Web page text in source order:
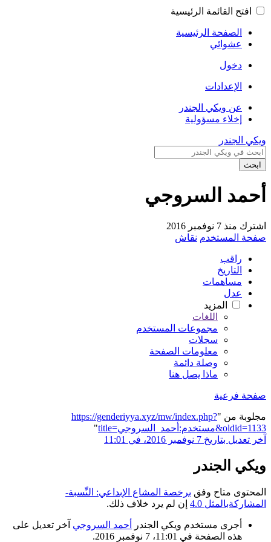
افتح القائمة الرئيسية
الصفحة الرئيسية
عشوائي
دخول
الإعدادات
عن ويكي الجندر
إخلاء مسؤولية
ويكي الجندر
ابحث
أحمد السروجي
اشترك منذ 7 نوفمبر 2016
صفحة المستخدم نقاش
راقب
التاريخ
مساهمات
عدل
المزيد
اللغات
مجموعات المستخدم
سجلات
معلومات الصفحة
وصلة دائمة
ماذا يصل هنا
صفحة فرعية
مجلوبة من "https://genderiyya.xyz/mw/index.php?
title=مستخدم:أحمد_السروجي&oldid=1133
"
آخر تعديل بتاريخ 7 نوفمبر 2016، في 11:01
ويكي الجندر
المحتوى متاح وفق برخصة المشاع الإبداعي: النِّسبة-
المشاركةبالمثل 4.0
إن لم يرد خلاف ذلك.
أجرى مستخدم ويكي الجندر أحمد السروجي آخر تعديل على
هذه الصفحة في 11:01، 7 نوفمبر 2016.